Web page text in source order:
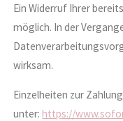
Ein Widerruf Ihrer
möglich. In der
wirksam.
Einzelheiten zur
unter: https://